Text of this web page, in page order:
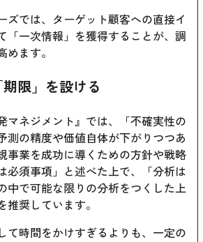
ズでは、ターゲット顧客への直接イ
「一次情報」を獲得することが、調
ます。
限」を設ける
マネジメント』では、「不確実性の
測の精度や価値自体が下がりつつあ
事業を成功に導くための方針や戦略
必須事項」と述べた上で、「分析は
中で可能な限りの分析をつくした上
奨しています。
て時間をかけすぎるよりも、一定の